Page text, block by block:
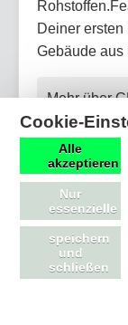
Deiner
Gebäude
Mehr über
Cookie-
Alle
akzeptieren
Nur
essenzielle
speichern
und
schließen